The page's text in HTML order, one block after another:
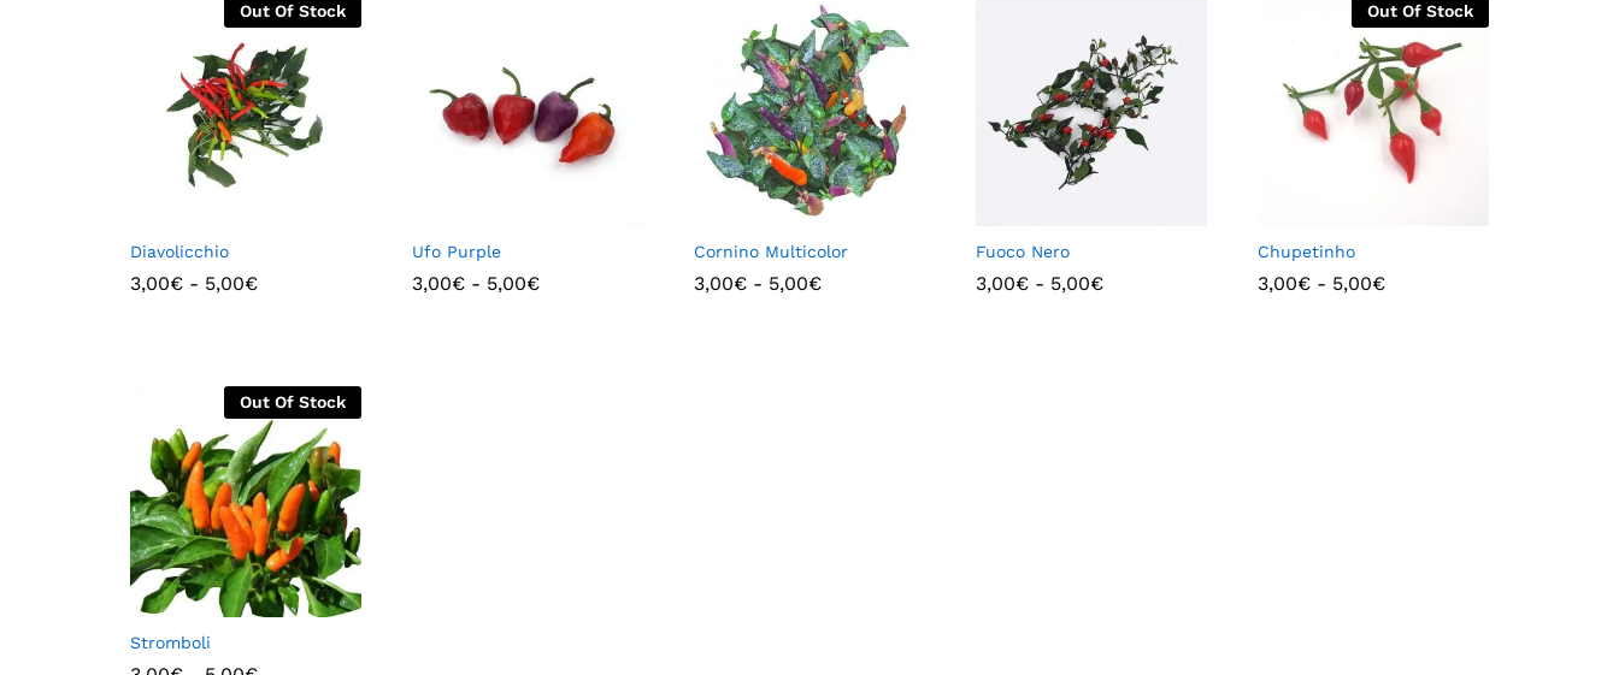
Out Of Stock
Diavolicchio
3,00€ - 5,00€
Ufo Purple
3,00€ - 5,00€
Cornino Multicolor
3,00€ - 5,00€
Fuoco Nero
3,00€ - 5,00€
Out Of Stock
Chupetinho
3,00€ - 5,00€
Out Of Stock
Stromboli